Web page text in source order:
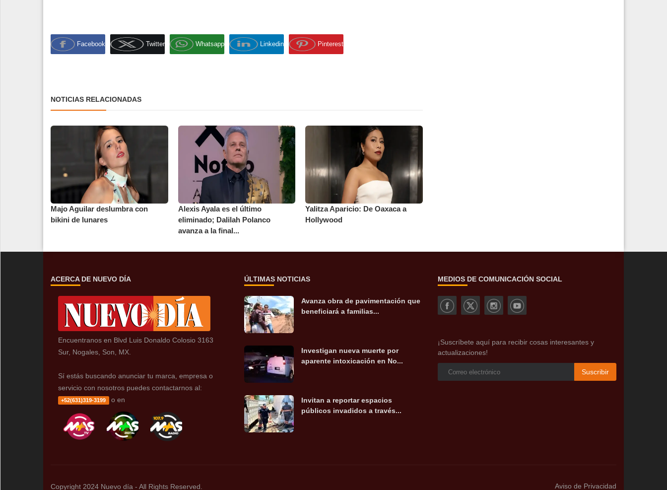
Facebook Twitter Whatsapp Linkedin Pinterest
NOTICIAS RELACIONADAS
Majo Aguilar deslumbra con
bikini de lunares
Alexis Ayala es el último
eliminado; Dalilah Polanco
avanza a la final...
Yalitza Aparicio: De Oaxaca a
Hollywood
ACERCA DE NUEVO DÍA
Encuentranos en Blvd Luis Donaldo Colosio 3163
Sur, Nogales, Son, MX.
Sí estás buscando anunciar tu marca, empresa o
servicio con nosotros puedes contactarnos al:
+52(631)319-3199 o en
ÚLTIMAS NOTICIAS
Avanza obra de pavimentación que
beneficiará a familias...
Investigan nueva muerte por
aparente intoxicación en No...
Invitan a reportar espacios
públicos invadidos a través...
MEDIOS DE COMUNICACIÓN SOCIAL
¡Suscríbete aquí para recibir cosas interesantes y
actualizaciones!
Suscribir
Copyright 2024 Nuevo día - All Rights Reserved. Aviso de Privacidad